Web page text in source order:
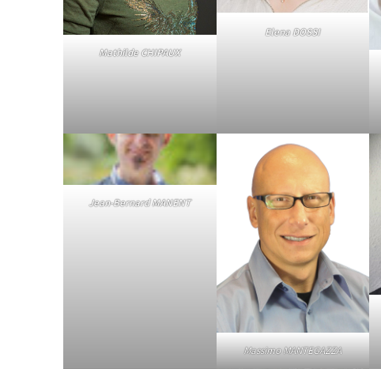
Mathilde CHIPAUX
Elena DOSSI
Jean-Bernard MANENT
Massimo MANTEGAZZA